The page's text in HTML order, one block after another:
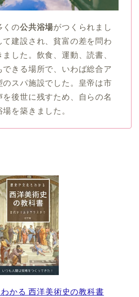
くの公共浴場がつくられまし
て建設され、貧富の差を問わ
した。飲食、運動、読書、
きる場所で、いわば総合ア
のスパ施設でした。皇帝は市
を後世に残すため、自らの名
を築きました。
かる 西洋美術史の教科書